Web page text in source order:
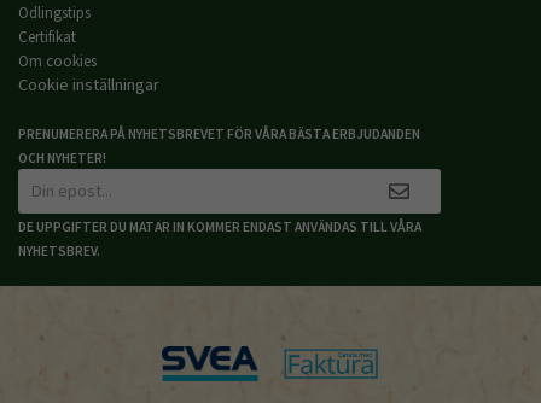
Odlingstips
Certifikat
Om cookies
Cookie inställningar
PRENUMERERA PÅ NYHETSBREVET FÖR VÅRA BÄSTA ERBJUDANDEN
OCH NYHETER!
DE UPPGIFTER DU MATAR IN KOMMER ENDAST ANVÄNDAS TILL VÅRA
NYHETSBREV.